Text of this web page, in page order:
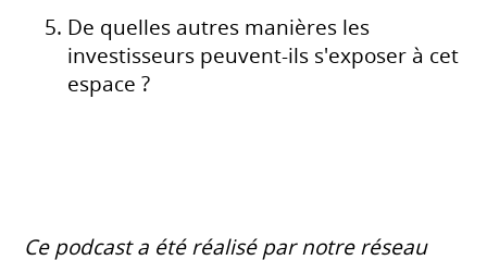
De quelles autres manières les
investisseurs peuvent-ils s'exposer à cet
espace ?
Ce podcast a été réalisé par notre réseau